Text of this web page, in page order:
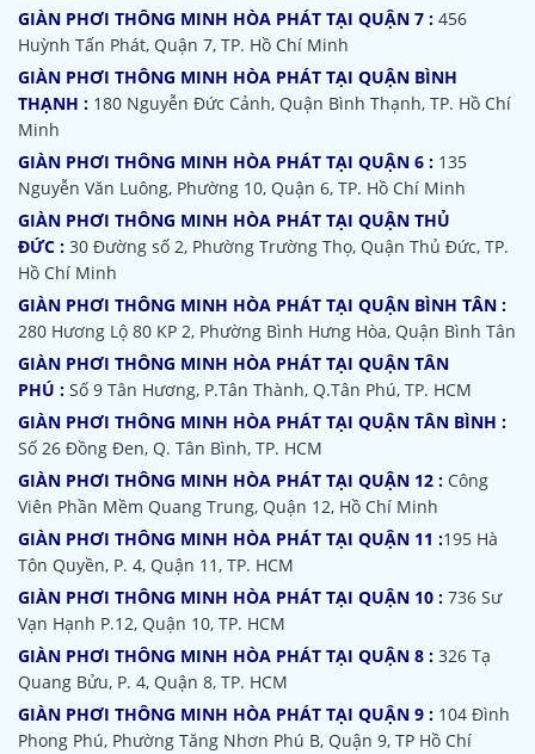
GIÀN PHƠI THÔNG MINH HÒA PHÁT TẠI QUẬN 7 : 456
Huỳnh Tấn Phát, Quận 7, TP. Hồ Chí Minh
GIÀN PHƠI THÔNG MINH HÒA PHÁT TẠI QUẬN BÌNH
THẠNH : 180 Nguyễn Đức Cảnh, Quận Bình Thạnh, TP. Hồ Chí
Minh
GIÀN PHƠI THÔNG MINH HÒA PHÁT TẠI QUẬN 6 : 135
Nguyễn Văn Luông, Phường 10, Quận 6, TP. Hồ Chí Minh
GIÀN PHƠI THÔNG MINH HÒA PHÁT TẠI QUẬN THỦ
ĐỨC : 30 Đường số 2, Phường Trường Thọ, Quận Thủ Đức, TP.
Hồ Chí Minh
GIÀN PHƠI THÔNG MINH HÒA PHÁT TẠI QUẬN BÌNH TÂN :
280 Hương Lộ 80 KP 2, Phường Bình Hưng Hòa, Quận Bình Tân
GIÀN PHƠI THÔNG MINH HÒA PHÁT TẠI QUẬN TÂN
PHÚ : Số 9 Tân Hương, P.Tân Thành, Q.Tân Phú, TP. HCM
GIÀN PHƠI THÔNG MINH HÒA PHÁT TẠI QUẬN TÂN BÌNH :
Số 26 Đồng Đen, Q. Tân Bình, TP. HCM
GIÀN PHƠI THÔNG MINH HÒA PHÁT TẠI QUẬN 12 : Công
Viên Phần Mềm Quang Trung, Quận 12, Hồ Chí Minh
GIÀN PHƠI THÔNG MINH HÒA PHÁT TẠI QUẬN 11 :195 Hà
Tôn Quyền, P. 4, Quận 11, TP. HCM
GIÀN PHƠI THÔNG MINH HÒA PHÁT TẠI QUẬN 10 : 736 Sư
Vạn Hạnh P.12, Quận 10, TP. HCM
GIÀN PHƠI THÔNG MINH HÒA PHÁT TẠI QUẬN 8 : 326 Tạ
Quang Bửu, P. 4, Quận 8, TP. HCM
GIÀN PHƠI THÔNG MINH HÒA PHÁT TẠI QUẬN 9 : 104 Đình
Phong Phú, Phường Tăng Nhơn Phú B, Quận 9, TP Hồ Chí